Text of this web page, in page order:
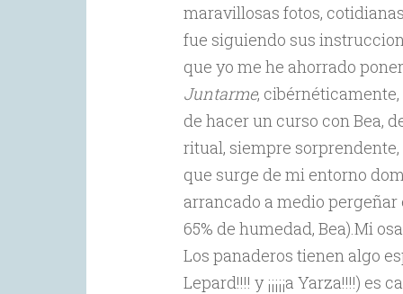
maravillosas fotos,
fue siguiendo sus
que yo me he ahorrado
Juntarme,
de hacer un curso con Bea,
ritual, siempre sorprendente,
que surge de mi entorno
arrancado a medio
65% de humedad, Bea).Mi
Los panaderos tienen algo
Lepard!!!! y ¡¡¡¡¡a Yarza!!!!) es